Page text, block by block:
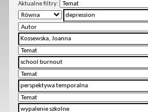
Aktualne filtry: